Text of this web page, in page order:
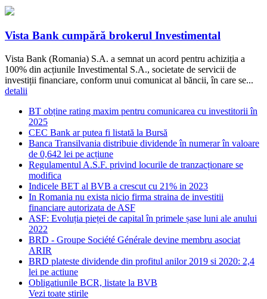
Vista Bank cumpără brokerul Investimental
Vista Bank (Romania) S.A. a semnat un acord pentru achiziția a
100% din acțiunile Investimental S.A., societate de servicii de
investiții financiare, conform unui comunicat al băncii, în care se...
detalii
BT obține rating maxim pentru comunicarea cu investitorii în
2025
CEC Bank ar putea fi listată la Bursă
Banca Transilvania distribuie dividende în numerar în valoare
de 0,642 lei pe acțiune
Regulamentul A.S.F. privind locurile de tranzacționare se
modifica
Indicele BET al BVB a crescut cu 21% in 2023
In Romania nu exista nicio firma straina de investitii
financiare autorizata de ASF
ASF: Evoluția pieței de capital în primele șase luni ale anului
2022
BRD - Groupe Société Générale devine membru asociat
ARIR
BRD plateste dividende din profitul anilor 2019 si 2020: 2,4
lei pe actiune
Obligatiunile BCR, listate la BVB
Vezi toate stirile